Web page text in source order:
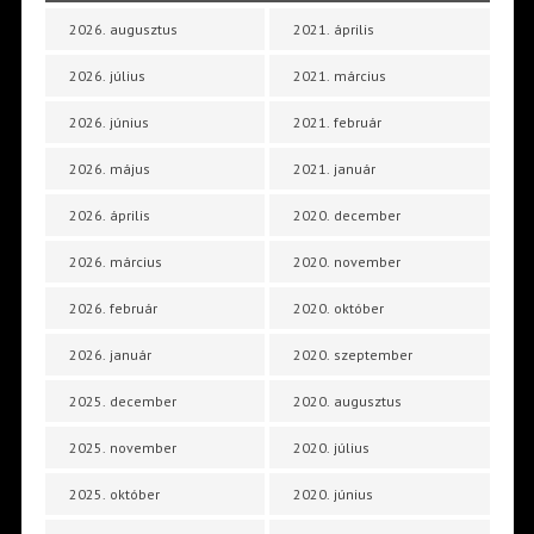
2026. augusztus
2026. július
2026. június
2026. május
2026. április
2026. március
2026. február
2026. január
2025. december
2025. november
2025. október
2021. április
2021. március
2021. február
2021. január
2020. december
2020. november
2020. október
2020. szeptember
2020. augusztus
2020. július
2020. június